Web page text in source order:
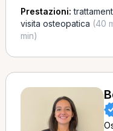
Prestazioni:
visita osteopatica (40
min)